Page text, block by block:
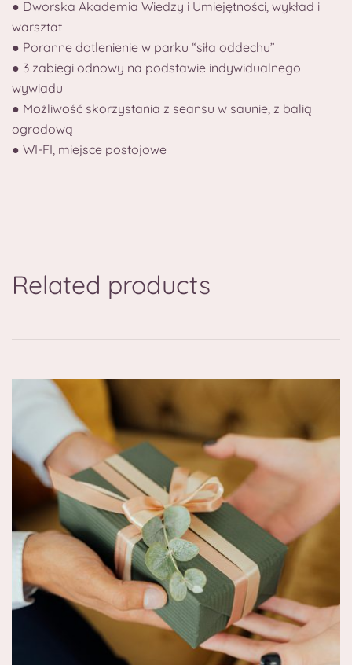
● Dworska Akademia Wiedzy i Umiejętności, wykład i
warsztat
● Poranne dotlenienie w parku “siła oddechu”
● 3 zabiegi odnowy na podstawie indywidualnego
wywiadu
● Możliwość skorzystania z seansu w saunie, z balią
ogrodową
● WI-FI, miejsce postojowe
Related products